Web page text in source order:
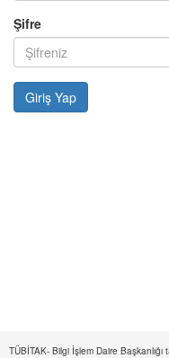
Şifre
TÜBİTAK- Bilgi İşlem Daire